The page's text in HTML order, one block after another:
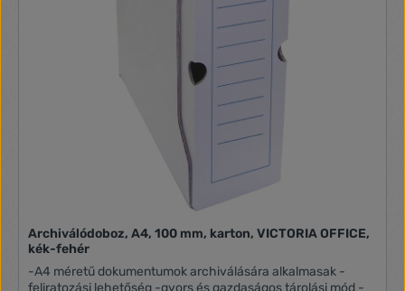
Archiválódoboz, A4, 100 mm, karton, VICTORIA OFFICE,
kék-fehér
-A4 méretű dokumentumok archiválására alkalmasak -